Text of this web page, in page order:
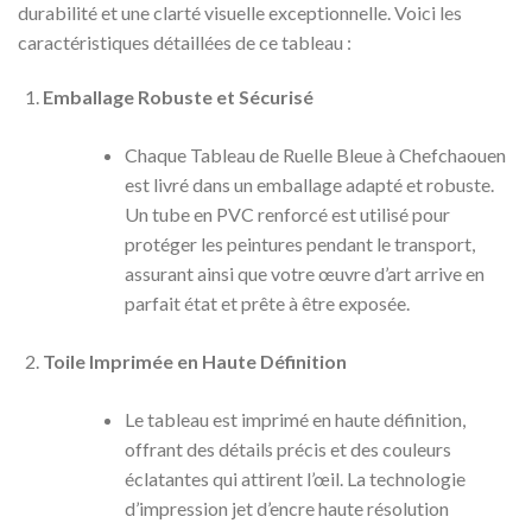
durabilité et une clarté visuelle exceptionnelle. Voici les
caractéristiques détaillées de ce tableau :
Emballage Robuste et Sécurisé
Chaque Tableau de Ruelle Bleue à Chefchaouen
est livré dans un emballage adapté et robuste.
Un tube en PVC renforcé est utilisé pour
protéger les peintures pendant le transport,
assurant ainsi que votre œuvre d’art arrive en
parfait état et prête à être exposée.
Toile Imprimée en Haute Définition
Le tableau est imprimé en haute définition,
offrant des détails précis et des couleurs
éclatantes qui attirent l’œil. La technologie
d’impression jet d’encre haute résolution